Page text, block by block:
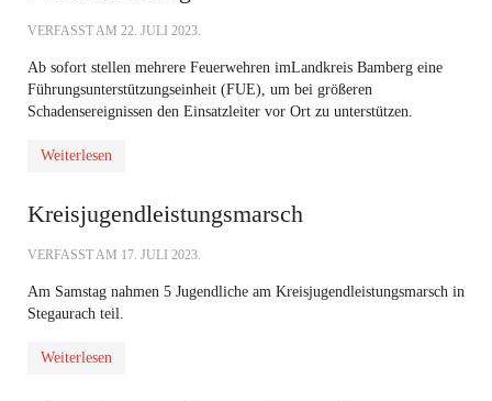
VERFASST AM 22. JULI 2023.
Ab sofort stellen mehrere Feuerwehren imLandkreis Bamberg eine
Führungsunterstützungseinheit (FUE), um bei größeren
Schadensereignissen den Einsatzleiter vor Ort zu unterstützen.
Weiterlesen
Kreisjugendleistungsmarsch
VERFASST AM 17. JULI 2023.
Am Samstag nahmen 5 Jugendliche am Kreisjugendleistungsmarsch in
Stegaurach teil.
Weiterlesen